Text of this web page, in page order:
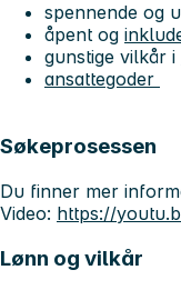
spennende og
åpent og
gunstige vilkår i
ansattegoder
Søkeprosessen
Du finner mer
Video: https://
Lønn og vilkår